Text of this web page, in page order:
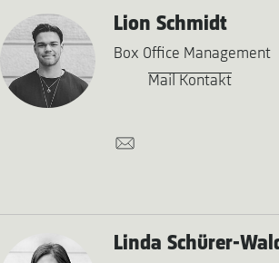
Lion Schmidt
Box Office Management
Mail Kontakt
Linda Schürer-